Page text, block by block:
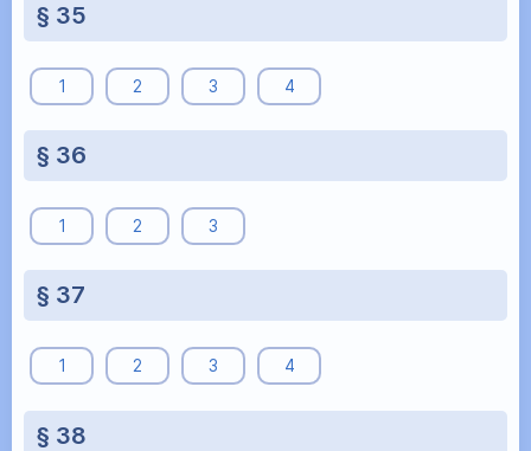
§ 35
1 2 3 4
§ 36
1 2 3
§ 37
1 2 3 4
§ 38